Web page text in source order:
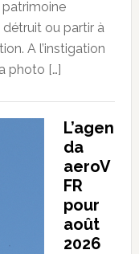
patrimoine
ou partir à
A l’instigation
photo […]
L’agen
da
aeroV
FR
pour
août
2026